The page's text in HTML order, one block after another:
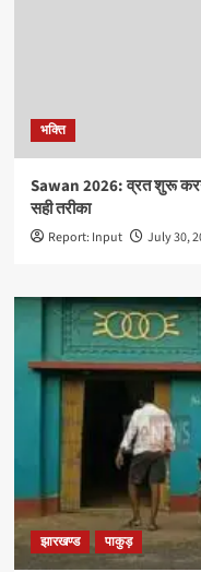
भक्ति
Sawan 2026: व्रत शुरू
सही तरीका
Report: Input July 30,
झारखण्ड पाकुड़